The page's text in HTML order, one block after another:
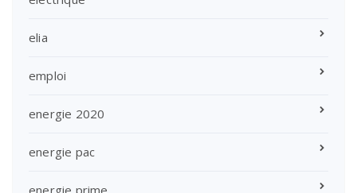
elia
emploi
energie 2020
energie pac
energie prime